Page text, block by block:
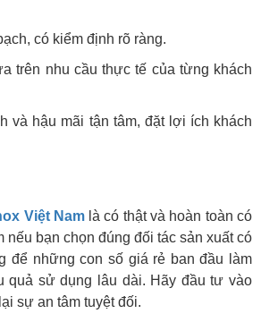
có kiểm định rõ ràng.
trên nhu cầu thực tế của từng khách
và hậu mãi tận tâm, đặt lợi ích khách
Việt Namlà có thật và hoàn toàn có
nếu bạn chọn đúng đối tác sản xuất có
để những con số giá rẻ ban đầu làm
quả sử dụng lâu dài. Hãy đầu tư vào
sự an tâm tuyệt đối.